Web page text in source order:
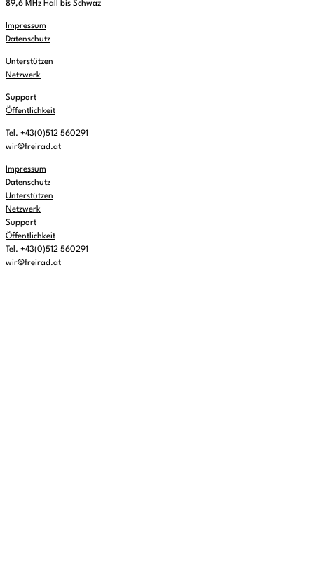
89,6 MHz Hall bis Schwaz
Impressum
Datenschutz
Unterstützen
Netzwerk
Support
Öffentlichkeit
Tel. +43(0)512 560291
wir@freirad.at
Impressum
Datenschutz
Unterstützen
Netzwerk
Support
Öffentlichkeit
Tel. +43(0)512 560291
wir@freirad.at